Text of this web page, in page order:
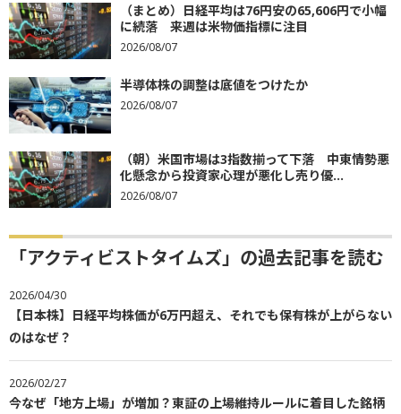
（まとめ）日経平均は76円安の65,606円で小幅
に続落 来週は米物価指標に注目
2026/08/07
半導体株の調整は底値をつけたか
2026/08/07
（朝）米国市場は3指数揃って下落 中東情勢悪
化懸念から投資家心理が悪化し売り優...
2026/08/07
「アクティビストタイムズ」の過去記事を読む
2026/04/30
【日本株】日経平均株価が6万円超え、それでも保有株が上がらない
のはなぜ？
2026/02/27
今なぜ「地方上場」が増加？東証の上場維持ルールに着目した銘柄